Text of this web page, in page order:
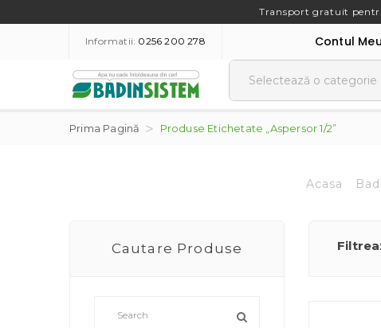
Transport gratuit
Informatii: 0256 200 278 Contul Meu
Prima Pagină Produse Etichetate „aspersor 1/2”
Acasa
Cautare Produse